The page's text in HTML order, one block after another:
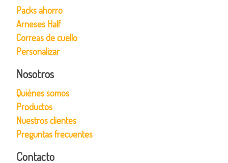
Packs ahorro
Arneses Half
Correas de cuello
Personalizar
Nosotros
Quiénes somos
Productos
Nuestros clientes
Preguntas frecuentes
Contacto